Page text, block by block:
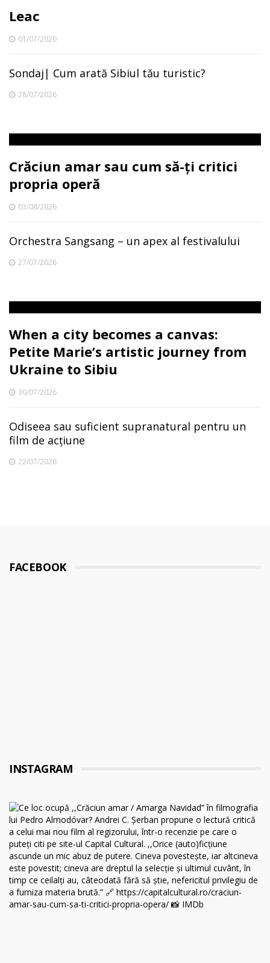
Leac
01/07/2020
Sondaj| Cum arată Sibiul tău turistic?
28/07/2026
Crăciun amar sau cum să-ți critici
propria operă
03/08/2026
Orchestra Sangsang – un apex al festivalului
27/07/2026
When a city becomes a canvas:
Petite Marie’s artistic journey from
Ukraine to Sibiu
30/07/2026
Odiseea sau suficient supranatural pentru un
film de acțiune
22/07/2026
FACEBOOK
INSTAGRAM